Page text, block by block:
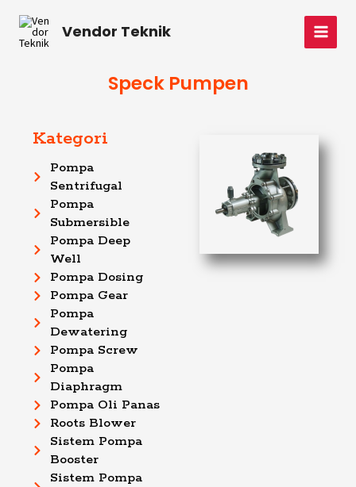
content
Vendor Teknik
MAIN
Speck Pumpen
Kategori
Pompa
Sentrifugal
Pompa
Submersible
Pompa Deep
Well
Pompa Dosing
Pompa Gear
Pompa
Dewatering
Pompa Screw
Pompa
Diaphragm
Pompa Oli Panas
Roots Blower
Sistem Pompa
Booster
Sistem Pompa